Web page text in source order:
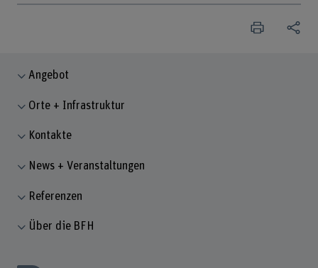
Angebot
Orte + Infrastruktur
Kontakte
News + Veranstaltungen
Referenzen
Über die BFH